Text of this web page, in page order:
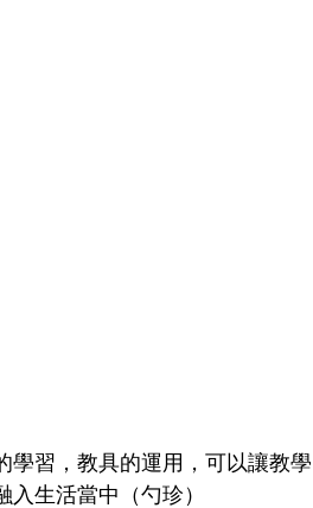
學習，教具的運用，可以讓教學
入生活當中（勺珍）